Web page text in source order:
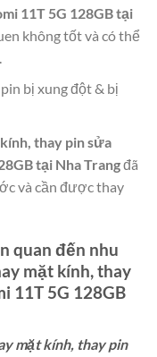
11T 5G 128GB tại
không tốt và có thể
bị xung đột & bị
thay pin sửa
tại Nha Trangđã
và cần được thay
quan đến nhu
mặt kính, thay
11T 5G 128GB
mặt kính, thay pin